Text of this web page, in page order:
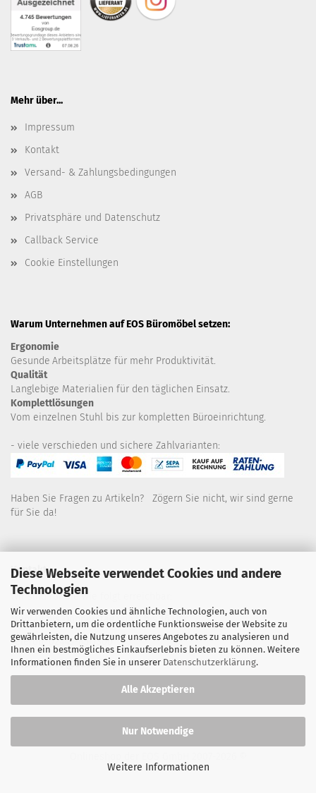
Diese Webseite verwendet Cookies und andere
Technologien
Wir verwenden Cookies und ähnliche Technologien, auch von
Drittanbietern, um die ordentliche Funktionsweise der Website zu
gewährleisten, die Nutzung unseres Angebotes zu analysieren und
Ihnen ein bestmögliches Einkaufserlebnis bieten zu können. Weitere
Informationen finden Sie in unserer Datenschutzerklärung.
Alle Akzeptieren
Nur Notwendige
Weitere Informationen
Mehr über...
Impressum
Kontakt
Versand- & Zahlungsbedingungen
AGB
Privatsphäre und Datenschutz
Callback Service
Cookie Einstellungen
Warum Unternehmen auf EOS Büromöbel setzen:
Ergonomie
Gesunde Arbeitsplätze für mehr Produktivität.
Qualität
Langlebige Materialien für den täglichen Einsatz.
Komplettlösungen
Vom einzelnen Stuhl bis zur kompletten Büroeinrichtung.
- viele verschieden und sichere Zahlvarianten:
Haben Sie Fragen zu Artikeln? Zögern Sie nicht, wir sind gerne
für Sie da!
Kontakt
Wir sind für Sie wie folgt erreichbar:
Montag bis Donnerstag von 9 bis 16 Uhr
Telefon: 02445-8517300
Email: office@eosgroup.de